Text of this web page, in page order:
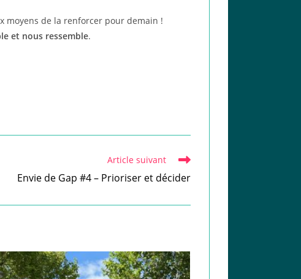
moyens de la renforcer pour demain !
et nous ressemble.
Article suivant
Envie de Gap #4 – Prioriser et décider